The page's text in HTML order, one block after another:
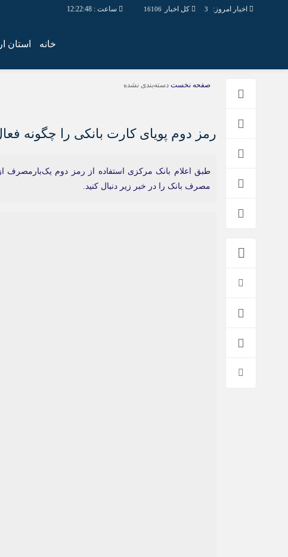
کل اخبار 16106 اخبار امروز: 3 ساعت : 12:22:49
خانه استان
صفحه نخست دسته‌بندی نشده
رمز دوم پویای کارت بانکی را چگونه
طبق اعلام بانک مرکزی استفاده از رمز دوم یک‌بارمصرف
مصرف بانک را در خبر زیر دنبال کنید.